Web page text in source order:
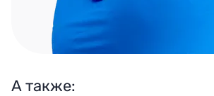
А также: